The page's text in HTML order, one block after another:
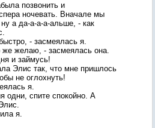
позвонить и
ночевать. Вначале мы
а да-а-а-а-альше, - как
- засмеялась я.
желаю, - засмеялась она.
и займусь!
Элис так, что мне пришлось
не оглохнуть!
я.
одни, спите спокойно. А
я.